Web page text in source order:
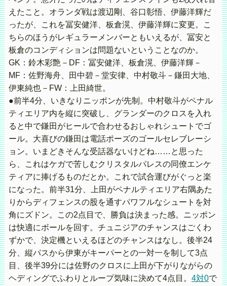
えたこと。オランダ戦は渡辺剛、谷口彰悟、伊藤洋輝だ
ったが、これを冨安健洋、板倉滉、伊藤洋輝に変更。こ
ちらのほうがレギュラーメンバーともいえるが、冨安と
板倉のコンディションは問題ないということなのか。
GK：鈴木彩艶－DF：冨安健洋、板倉滉、伊藤洋輝－
MF：佐野海舟、田中碧－堂安律、中村敬斗－鎌田大地、
伊東純也－FW：上田綺世。
●前半4分、いきなりニッポンが先制。中村敬斗がペナル
ティエリア内を縦に突破し、グランダーのクロスを入れ
ると中で鎌田がヒールで合わせるおしゃれシュートでゴ
ール。大喜びの鎌田は電話ポーズのゴールセレブレーシ
ョン。いまどきそんな受話器ないけどね……と思った
ら、これはケガで苦しむクリスタルパレスの同僚エンケ
ティアに捧げるものだとか。これで試合運びがぐっと楽
になった。前半31分、上田がペナルティエリア右隅あた
りからディフェンスの股を通すパワフルなシュートを対
角にズドン。この2点目で、勝負は決まった感。ニッポン
は快適にボールを回す。チュニジアのチャンスはごくわ
ずかで、決定機といえるほどのチャンスはなし。後半24
分、縦パスから伊東がキーパーとの一対一を制して3点
目、後半39分には佐野のクロスに上田が下がりながらの
ヘディングでふわりとループ気味に決めて4点目。 4対0で